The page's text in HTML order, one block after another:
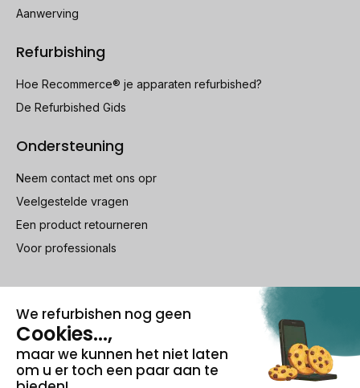
Aanwerving
Refurbishing
Hoe Recommerce® je apparaten refurbished?
De Refurbished Gids
Ondersteuning
Neem contact met ons opr
Veelgestelde vragen
Een product retourneren
Voor professionals
100% beveiligde betaling